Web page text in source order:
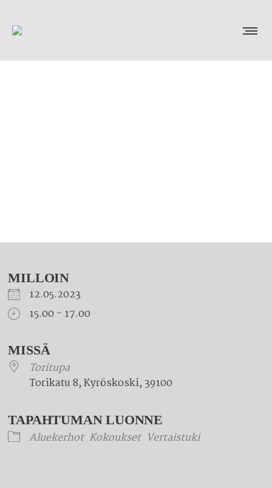
MILLOIN
12.05.2023
15.00 - 17.00
Download ICS
MISSÄ
Toritupa
Torikatu 8, Kyröskoski, 39100
TAPAHTUMAN LUONNE
Aluekerhot Kokoukset Vertaistuki